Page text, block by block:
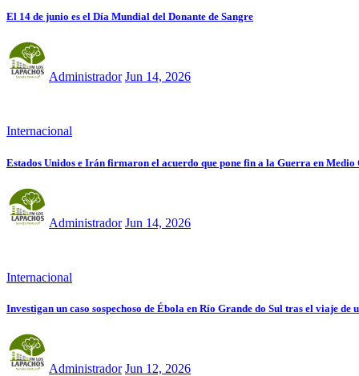
El 14 de junio es el Día Mundial del Donante de Sangre
Administrador Jun 14, 2026
Internacional
Estados Unidos e Irán firmaron el acuerdo que pone fin a la Guerra en Medio
Administrador Jun 14, 2026
Internacional
Investigan un caso sospechoso de Ébola en Río Grande do Sul tras el viaje de
Administrador Jun 12, 2026